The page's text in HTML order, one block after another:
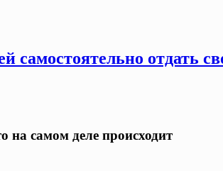
самостоятельно отдать
на самом деле происходит